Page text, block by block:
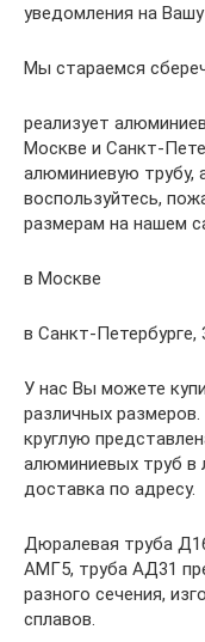
уведомления на
Мы стараемся
реализует
Москве и Санкт-
алюминиевую трубу,
воспользуйтесь,
размерам на нашем
в Москве
в Санкт-Петербурге,
У нас Вы можете
различных
круглую
алюминиевых труб в
доставка по адресу.
Дюралевая труба
АМГ5, труба АД31
разного сечения,
сплавов.